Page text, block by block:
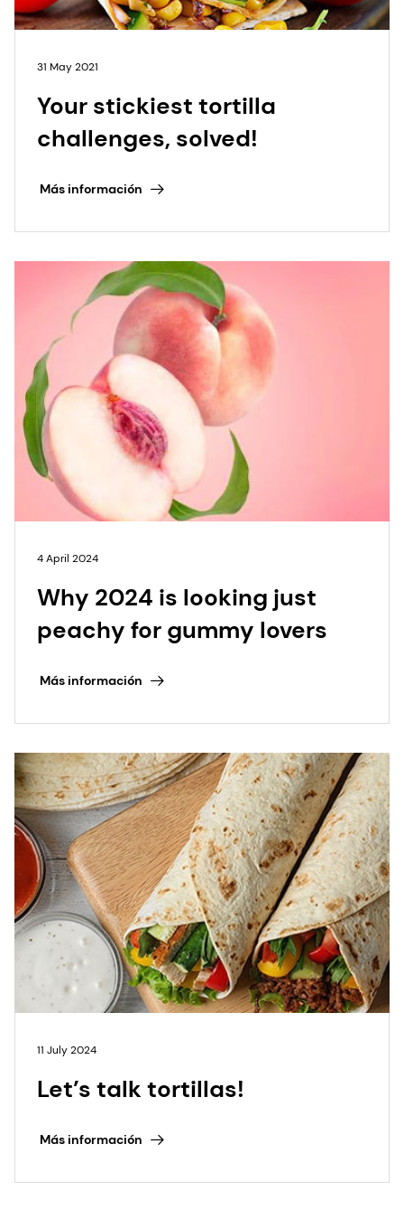
31 May 2021
Your stickiest tortilla
challenges, solved!
Más información
4 April 2024
Why 2024 is looking just
peachy for gummy lovers
Más información
11 July 2024
Let’s talk tortillas!
Más información